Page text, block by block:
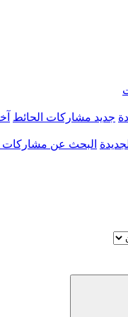
جديد مشاركات الحائط
البحث عن